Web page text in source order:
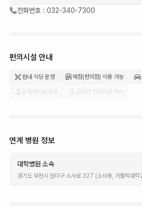
전화번호 : 032-340-7300
편의시설 안내
원내 식당 운영 매점(편의점) 이용 가능
유족대기실 보유 장애인 편의시설 구비
연계 병원 정보
대학병원 소속
경기도 부천시 원미구 소사로 327 (소사동, 가톨릭대학